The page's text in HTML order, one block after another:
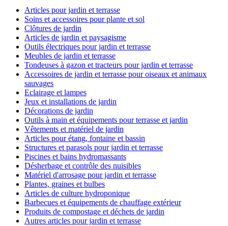
Articles pour jardin et terrasse
Soins et accessoires pour plante et sol
Clôtures de jardin
Articles de jardin et paysagisme
Outils électriques pour jardin et terrasse
Meubles de jardin et terrasse
Tondeuses à gazon et tracteurs pour jardin et terrasse
Accessoires de jardin et terrasse pour oiseaux et animaux
sauvages
Eclairage et lampes
Jeux et installations de jardin
Décorations de jardin
Outils à main et équipements pour terrasse et jardin
Vêtements et matériel de jardin
Articles pour étang, fontaine et bassin
Structures et parasols pour jardin et terrasse
Piscines et bains hydromassants
Désherbage et contrôle des nuisibles
Matériel d'arrosage pour jardin et terrasse
Plantes, graines et bulbes
Articles de culture hydroponique
Barbecues et équipements de chauffage extérieur
Produits de compostage et déchets de jardin
Autres articles pour jardin et terrasse